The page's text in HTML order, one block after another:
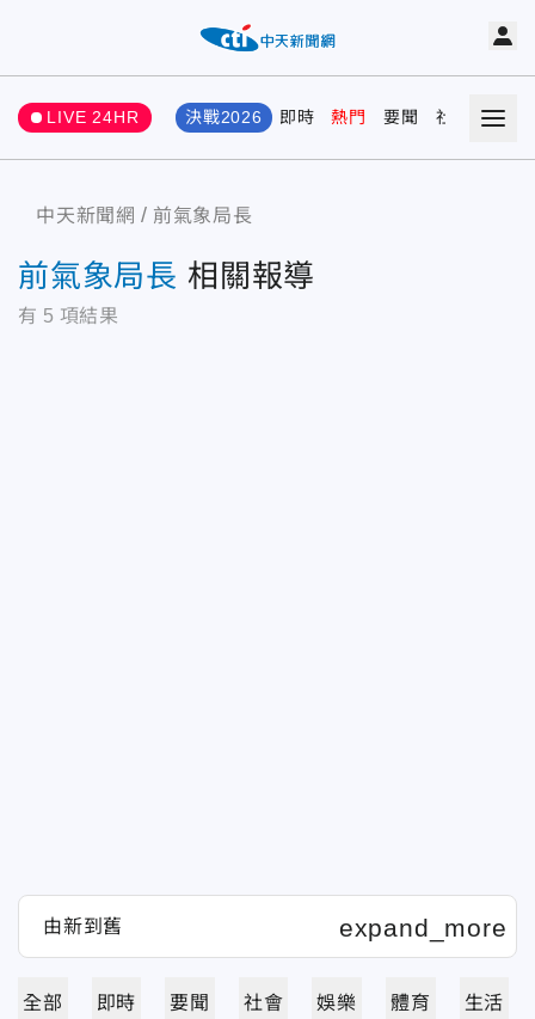
LIVE 24HR 決戰2026 即時 熱門 要聞 社會 娛樂
中天新聞網 前氣象局長
前氣象局長 相關報導
有 5 項結果
全部 即時 要聞 社會 娛樂 體育 生活